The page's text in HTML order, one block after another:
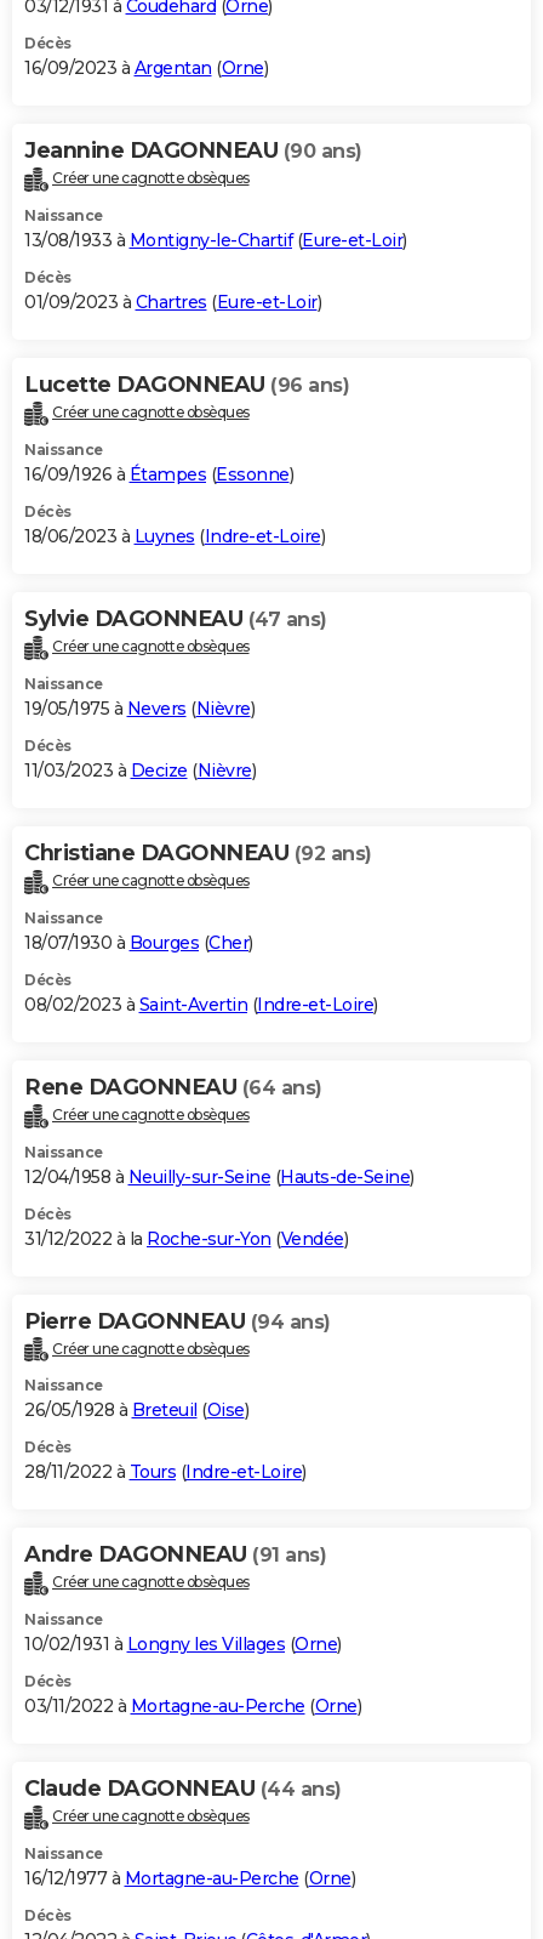
03/12/1931 à Coudehard (Orne)
Décès
16/09/2023 à Argentan (Orne)
Jeannine DAGONNEAU (90 ans)
Créer une cagnotte obsèques
Naissance
13/08/1933 à Montigny-le-Chartif(Eure-et-Loir)
Décès
01/09/2023 à Chartres (Eure-et-Loir)
Lucette DAGONNEAU (96 ans)
Créer une cagnotte obsèques
Naissance
16/09/1926 à Étampes (Essonne)
Décès
18/06/2023 à Luynes (Indre-et-Loire)
Sylvie DAGONNEAU (47 ans)
Créer une cagnotte obsèques
Naissance
19/05/1975 à Nevers (Nièvre)
Décès
11/03/2023 à Decize (Nièvre)
Christiane DAGONNEAU (92 ans)
Créer une cagnotte obsèques
Naissance
18/07/1930 à Bourges (Cher)
Décès
08/02/2023 à Saint-Avertin (Indre-et-Loire)
Rene DAGONNEAU (64 ans)
Créer une cagnotte obsèques
Naissance
12/04/1958 à Neuilly-sur-Seine (Hauts-de-Seine)
Décès
31/12/2022 à la Roche-sur-Yon (Vendée)
Pierre DAGONNEAU (94 ans)
Créer une cagnotte obsèques
Naissance
26/05/1928 à Breteuil (Oise)
Décès
28/11/2022 à Tours (Indre-et-Loire)
Andre DAGONNEAU (91 ans)
Créer une cagnotte obsèques
Naissance
10/02/1931 à Longny les Villages (Orne)
Décès
03/11/2022 à Mortagne-au-Perche (Orne)
Claude DAGONNEAU (44 ans)
Créer une cagnotte obsèques
Naissance
16/12/1977 à Mortagne-au-Perche (Orne)
Décès